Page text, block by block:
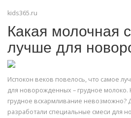
kids365.ru
Какая молочная
лучше для
Испокон веков повелось, что самое
для новорожденных – грудное молоко.
грудное вскармливание невозможно?
разработали специальные смеси для